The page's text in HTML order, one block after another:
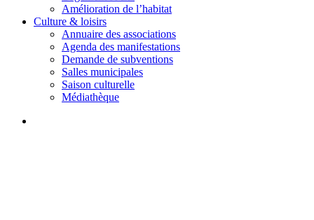
Amélioration de l’habitat
Culture & loisirs
Annuaire des associations
Agenda des manifestations
Demande de subventions
Salles municipales
Saison culturelle
Médiathèque